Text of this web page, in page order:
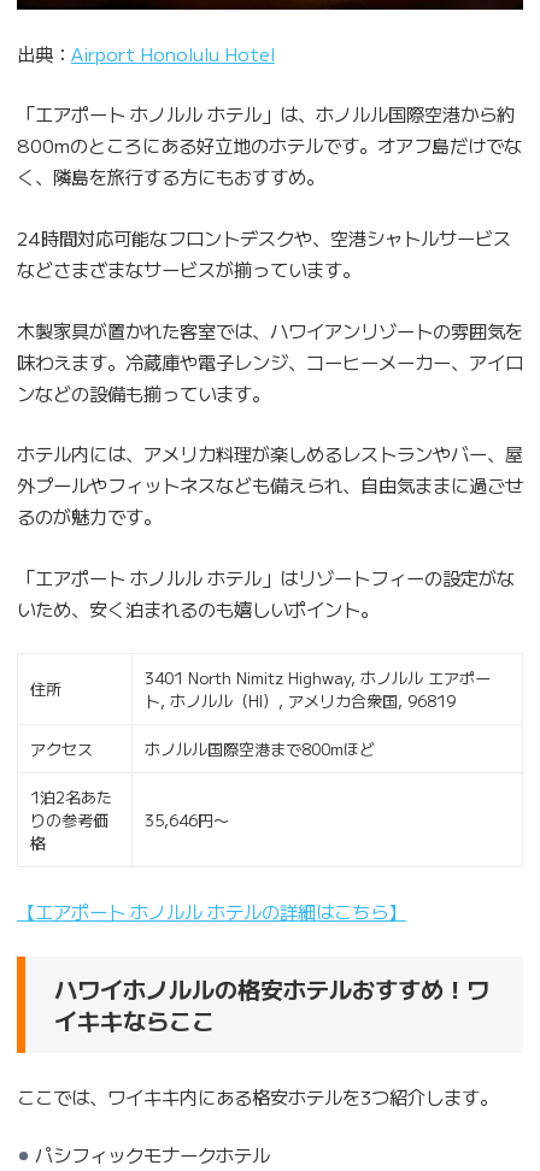
出典： Airport Honolulu Hotel
「エアポート ホノルル ホテル」は、ホノルル国際空港から約
800mのところにある好立地のホテルです。オアフ島だけでな
く、隣島を旅行する方にもおすすめ。
24時間対応可能なフロントデスクや、空港シャトルサービス
などさまざまなサービスが揃っています。
木製家具が置かれた客室では、ハワイアンリゾートの雰囲気を
味わえます。冷蔵庫や電子レンジ、コーヒーメーカー、アイロ
ンなどの設備も揃っています。
ホテル内には、アメリカ料理が楽しめるレストランやバー、屋
外プールやフィットネスなども備えられ、自由気ままに過ごせ
るのが魅力です。
「エアポート ホノルル ホテル」はリゾートフィーの設定がな
いため、安く泊まれるのも嬉しいポイント。
住所
3401 North Nimitz Highway, ホノルル エアポー
ト, ホノルル（HI）, アメリカ合衆国, 96819
アクセス ホノルル国際空港まで800mほど
1泊2名あた
りの参考価
格
35,646円〜
【エアポート ホノルル ホテルの詳細はこちら】
ハワイホノルルの格安ホテルおすすめ！ワ
イキキならここ
ここでは、ワイキキ内にある格安ホテルを3つ紹介します。
パシフィックモナークホテル